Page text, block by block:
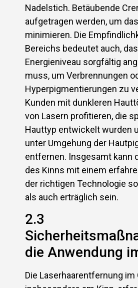
Nadelstich. Betäubende
aufgetragen werden, um
minimieren. Die
Bereichs bedeutet auch,
Energieniveau sorgfältig
muss, um Verbrennungen
Hyperpigmentierungen zu
Kunden mit dunkleren
von Lasern profitieren, die
Hauttyp entwickelt wurden
unter Umgehung der
entfernen. Insgesamt kann
des Kinns mit einem
der richtigen Technologie
als auch erträglich sein.
2.3
die Anwendung
Die Laserhaarentfernung im